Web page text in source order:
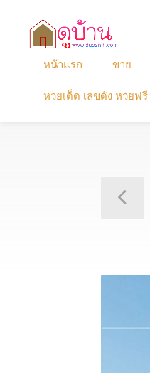
หน้าแรก ขาย
หวยเด็ด เลขดัง หวยฟ